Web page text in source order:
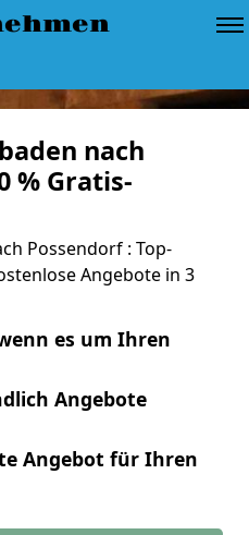
nach
% Gratis-
Possendorf : Top-
Angebote in 3
es um Ihren
Angebote
Angebot für Ihren